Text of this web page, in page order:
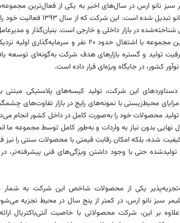
سبز نانو ارس در سال‌های اخیر به یکی از فعال‌ترین
مبتنی بر فناوری نانو
شناخته‌شده در بازار داخلی و خارجی است. بنیان‌گذار و
تولید و گستره بازارهای هدف شرکت به‌گونه‌ای توسعه
کشور، در جایگاه ویژه‌ای قرار داده است.
این شرکت، تولید کیسه‌های پلاستیکی مبتنی
محیط‌زیستی با نمونه‌های رایج در بازار تفاوت‌های
محصولات خود را به‌صورت کامل در داخل کشور انجام
نهایی بدون نیاز به واردات و به‌طور کامل توسط مجموعه ما
شده، بلکه امکان رقابت قیمتی با محصولات سنتی را
حتی با وجود داشتن ویژگی‌های فنی پیشرفته‌تر،
یکی از محصولات شاخص این شرکت به شمار
سبز نانو ارس، در کمتر از پنج سال در محیط تجزیه
علاوه بر این، شرکت محصولاتی با خاصیت آنتی‌باکتریال